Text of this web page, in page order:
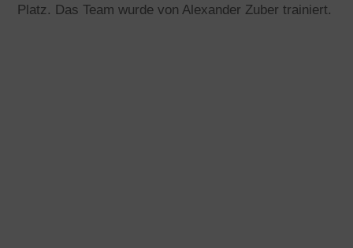
Platz. Das Team wurde von Alexander Zuber trainiert.